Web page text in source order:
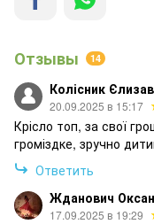
Отзывы 14
Колісник
20.09.2025 в 15:17
Крісло топ, за свої
громіздке, зручно
Ответить
Жданович
17.09.2025 в 19:29